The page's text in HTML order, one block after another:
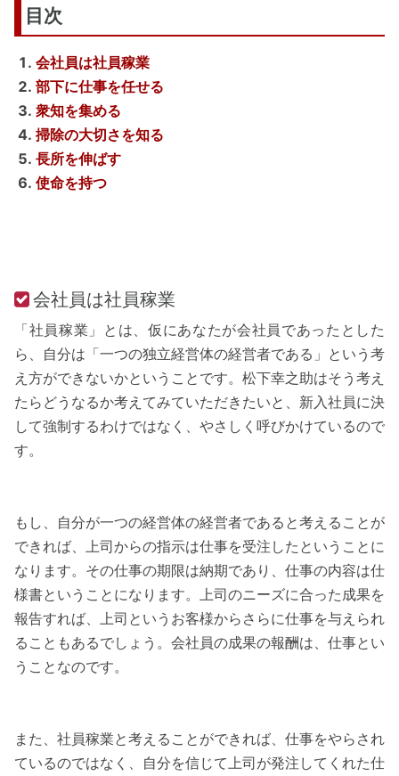
目次
会社員は社員稼業
部下に仕事を任せる
衆知を集める
掃除の大切さを知る
長所を伸ばす
使命を持つ
会社員は社員稼業
「社員稼業」とは、仮にあなたが会社員であったとした
ら、自分は「一つの独立経営体の経営者である」という考
え方ができないかということです。松下幸之助はそう考え
たらどうなるか考えてみていただきたいと、新入社員に決
して強制するわけではなく、やさしく呼びかけているので
す。
もし、自分が一つの経営体の経営者であると考えることが
できれば、上司からの指示は仕事を受注したということに
なります。その仕事の期限は納期であり、仕事の内容は仕
様書ということになります。上司のニーズに合った成果を
報告すれば、上司というお客様からさらに仕事を与えられ
ることもあるでしょう。会社員の成果の報酬は、仕事とい
うことなのです。
また、社員稼業と考えることができれば、仕事をやらされ
ているのではなく、自分を信じて上司が発注してくれた仕